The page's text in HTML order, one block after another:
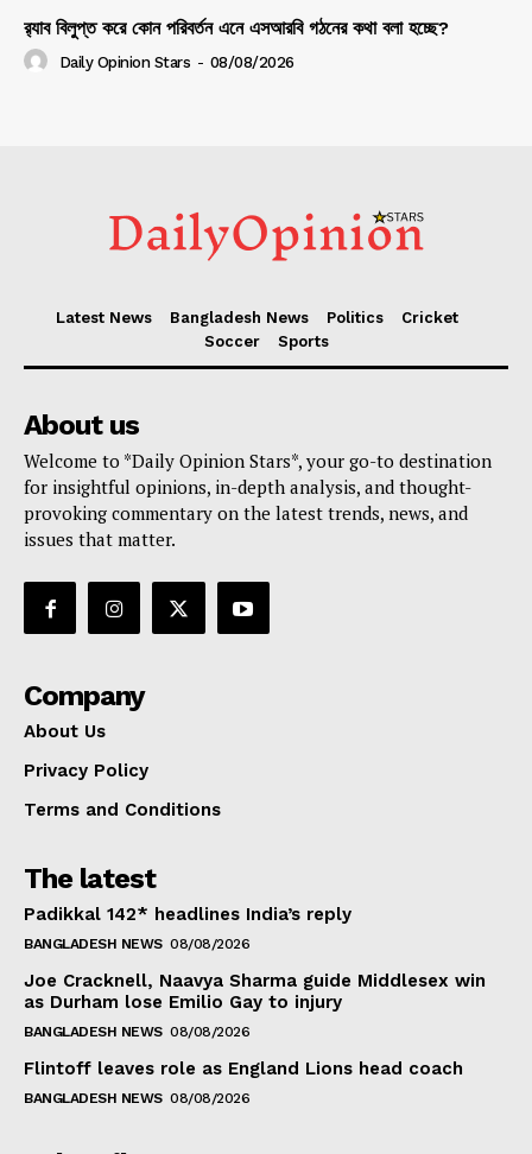
র‍্যাব বিলুপ্ত করে কোন পরিবর্তন এনে এসআরবি গঠনের কথা বলা হচ্ছে?
Daily Opinion Stars - 08/08/2026
Latest News Bangladesh News Politics
Cricket
Soccer
Sports
About us
Welcome to *Daily Opinion Stars*, your go-to destination
for insightful opinions, in-depth analysis, and thought-
provoking commentary on the latest trends, news, and
issues that matter.
Company
About Us
Privacy Policy
Terms and Conditions
The latest
Padikkal 142* headlines India’s reply
BANGLADESH NEWS 08/08/2026
Joe Cracknell, Naavya Sharma guide Middlesex win
as Durham lose Emilio Gay to injury
BANGLADESH NEWS 08/08/2026
Flintoff leaves role as England Lions head coach
BANGLADESH NEWS 08/08/2026